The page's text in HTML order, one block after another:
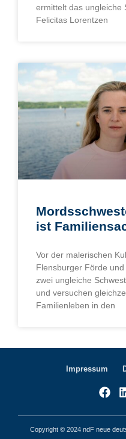
ermittelt das ungleiche
Felicitas Lorentzen
ist
Vor der malerischen
Flensburger Förde
zwei ungleiche
und versuchen
Familienleben in den
Impressum
Copyright © 2024 ndF neue